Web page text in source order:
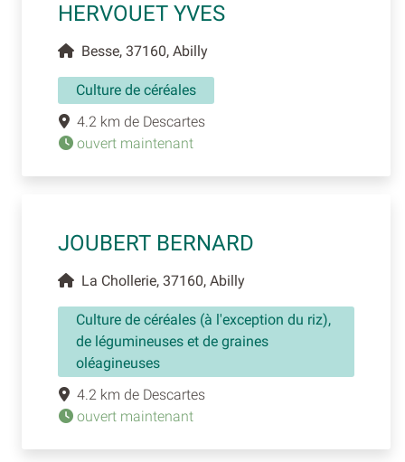
HERVOUET YVES
Besse, 37160, Abilly
Culture de céréales
4.2 km de Descartes
ouvert maintenant
JOUBERT BERNARD
La Chollerie, 37160, Abilly
Culture de céréales (à l'exception du riz),
de légumineuses et de graines
oléagineuses
4.2 km de Descartes
ouvert maintenant